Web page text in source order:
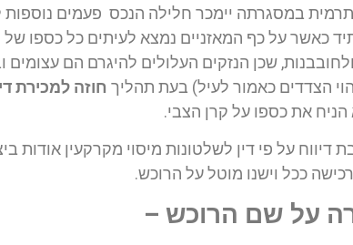
במסגרתה יימכר חלילה הנכס פעמים נוספות
כאשר על כף המאזניים נמצא לעיתים כל כספו של
שכן הנזקים העלולים להיגרם הם
הצדדים כאמור לעיל) בעת תהליך חוזה למכירת
את כספו על קרן הצבי.
דיווח על פי דין לשלטונות מיסוי מקרקעין אודות
ככל וישנו מוטל על הרוכש.
על שם הרוכש –